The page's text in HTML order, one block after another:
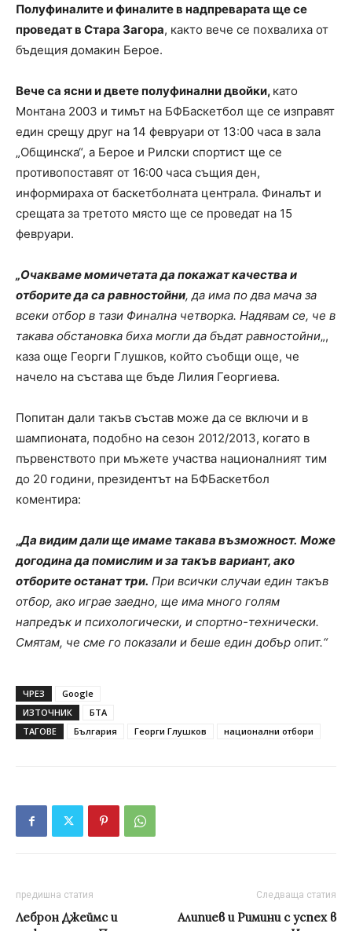
Полуфиналите и финалите в надпреварата ще се
проведат в Стара Загора, както вече се похвалиха от
бъдещия домакин Берое.
Вече са ясни и двете полуфинални двойки, като
Монтана 2003 и тимът на БФБаскетбол ще се изправят
един срещу друг на 14 февруари от 13:00 часа в зала
„Общинска“, а Берое и Рилски спортист ще се
противопоставят от 16:00 часа същия ден,
информираха от баскетболната централа. Финалът и
срещата за третото място ще се проведат на 15
февруари.
„Очакваме момичетата да покажат качества и
отборите да са равностойни, да има по два мача за
всеки отбор в тази Финална четворка. Надявам се, че в
такава обстановка биха могли да бъдат равностойни„,
каза още Георги Глушков, който съобщи още, че
начело на състава ще бъде Лилия Георгиева.
Попитан дали такъв състав може да се включи и в
шампионата, подобно на сезон 2012/2013, когато в
първенството при мъжете участва националният тим
до 20 години, президентът на БФБаскетбол
коментира:
„Да видим дали ще имаме такава възможност. Може
догодина да помислим и за такъв вариант, ако
отборите останат три. При всички случаи един такъв
отбор, ако играе заедно, ще има много голям
напредък и психологически, и спортно-технически.
Смятам, че сме го показали и беше един добър опит.“
ЧРЕЗ
Google
ИЗТОЧНИК
БТА
ТАГОВЕ
България Георги Глушков национални отбори
предишна статия
Леброн Джеймс и
Следваща статия
Алипиев и Римини с успех в